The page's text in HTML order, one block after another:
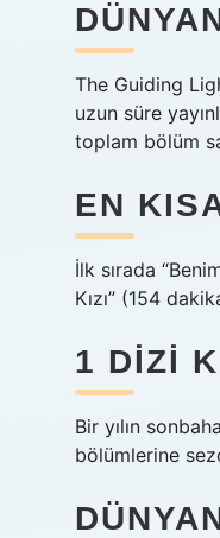
The Guiding
uzun süre
toplam bölüm
EN
İlk sırada
Kızı” (154
1 DIZI
Bir yılın
bölümlerine